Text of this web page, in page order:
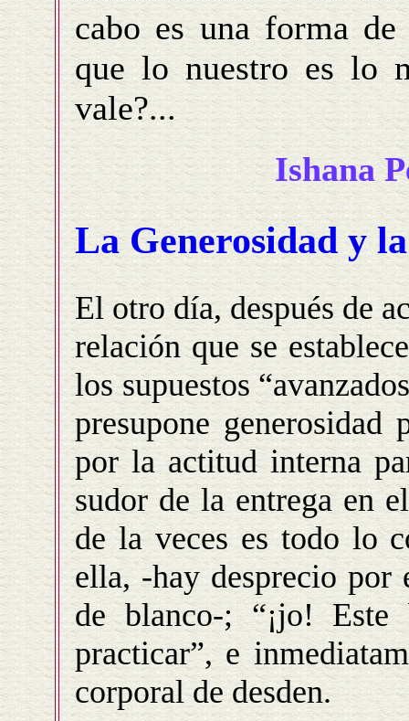
cabo es una forma de
que lo nuestro es lo
vale?...
Ishana
La Generosidad y
El otro día, después de
relación que se
los supuestos
presupone generosidad
por la actitud interna
sudor de la entrega en
de la veces es todo lo
ella, -hay desprecio por
de blanco-; “¡jo! Este
practicar”, e
corporal de desden.